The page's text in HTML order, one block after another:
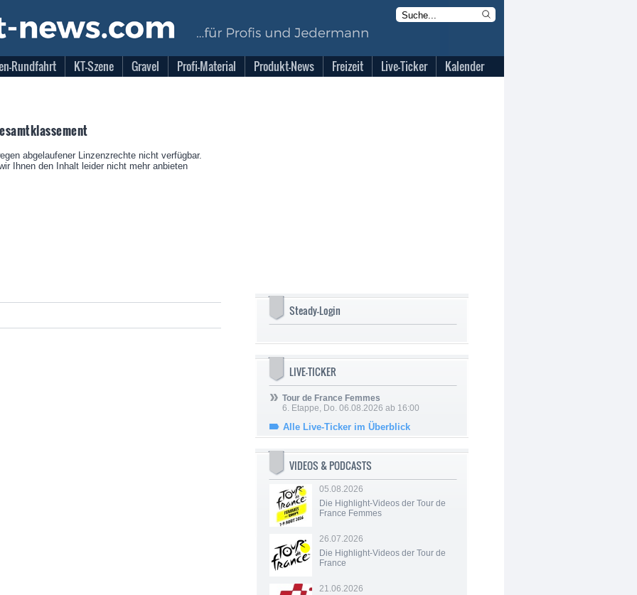
Rundfahrt KT-Szene Gravel Profi-Material Produkt-News Freizeit Live-Ticker Kalender
abgelaufener Linzenzrechte nicht verfügbar.
Ihnen den Inhalt leider nicht mehr anbieten
Steady-Login
LIVE-TICKER
Tour de France Femmes
6. Etappe, Do. 06.08.2026 ab 16:00
Alle Live-Ticker im Überblick
VIDEOS & PODCASTS
05.08.2026
Die Highlight-Videos der Tour de
France Femmes
26.07.2026
Die Highlight-Videos der Tour de
France
21.06.2026